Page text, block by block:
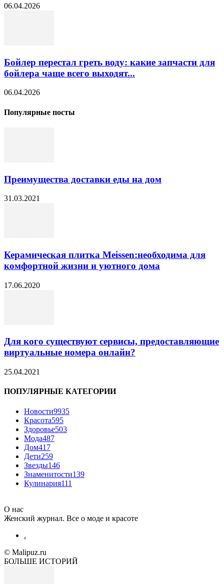
06.04.2026
Бойлер перестал греть воду: какие запчасти для
бойлера чаще всего выходят...
06.04.2026
Популярные посты
Преимущества доставки еды на дом
31.03.2021
Керамическая плитка Meissen:необходима для
комфортной жизни и уютного дома
17.06.2020
Для кого существуют сервисы, предоставляющие
виртуальные номера онлайн?
25.04.2021
ПОПУЛЯРНЫЕ КАТЕГОРИИ
Новости9935
Красота595
Здоровье503
Мода487
Дом417
Дети259
Звезды146
Знаменитости139
Кулинария111
О нас
Женский журнал. Все о моде и красоте
.
© Malipuz.ru
БОЛЬШЕ ИСТОРИЙ